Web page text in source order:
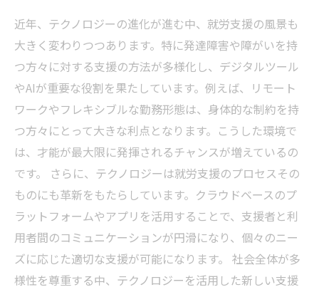
近年、テクノロジーの進化が進む中、就労支援の風景も
大きく変わりつつあります。特に発達障害や障がいを持
つ方々に対する支援の方法が多様化し、デジタルツール
やAIが重要な役割を果たしています。例えば、リモート
ワークやフレキシブルな勤務形態は、身体的な制約を持
つ方々にとって大きな利点となります。こうした環境で
は、才能が最大限に発揮されるチャンスが増えているの
です。 さらに、テクノロジーは就労支援のプロセスその
ものにも革新をもたらしています。クラウドベースのプ
ラットフォームやアプリを活用することで、支援者と利
用者間のコミュニケーションが円滑になり、個々のニー
ズに応じた適切な支援が可能になります。 社会全体が多
様性を尊重する中、テクノロジーを活用した新しい支援